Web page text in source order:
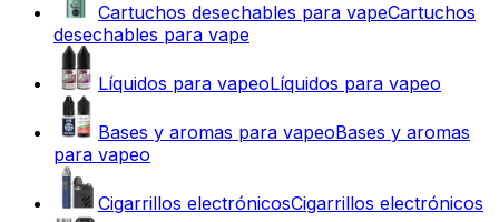
Cartuchos desechables para vapeCartuchos
desechables para vape
Líquidos para vapeoLíquidos para vapeo
Bases y aromas para vapeoBases y aromas
para vapeo
Cigarrillos electrónicosCigarrillos electrónicos